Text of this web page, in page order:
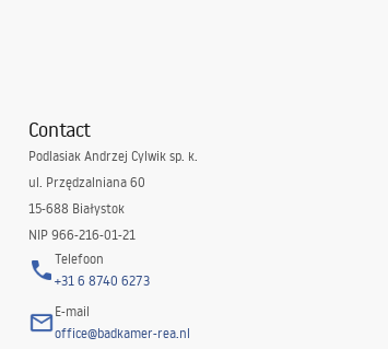
Contact
Podlasiak Andrzej Cylwik sp. k.
ul. Przędzalniana 60
15-688 Białystok
NIP 966-216-01-21
Telefoon
+31 6 8740 6273
E-mail
office@badkamer-rea.nl